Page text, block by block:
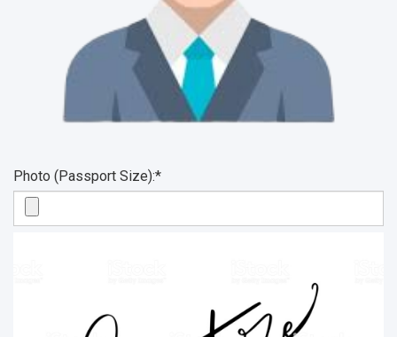
Photo (Passport Size):*